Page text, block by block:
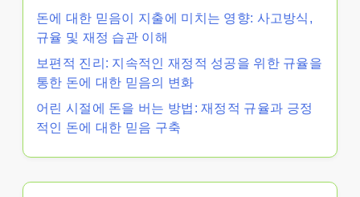
돈에 대한 믿음이 지출에 미치는 영향: 사고방식,
규율 및 재정 습관 이해
보편적 진리: 지속적인 재정적 성공을 위한 규율을
통한 돈에 대한 믿음의 변화
어린 시절에 돈을 버는 방법: 재정적 규율과 긍정
적인 돈에 대한 믿음 구축